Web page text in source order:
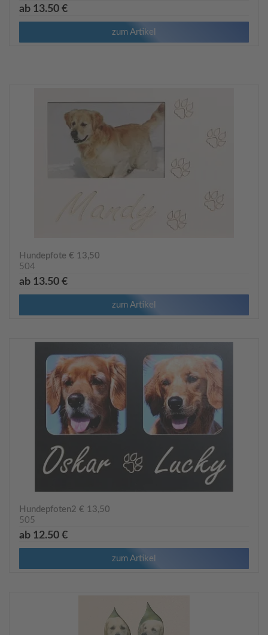
ab 13.50 €
zum Artikel
Hundepfote € 13,50
504
ab 13.50 €
zum Artikel
Hundepfoten2 € 13,50
505
ab 12.50 €
zum Artikel